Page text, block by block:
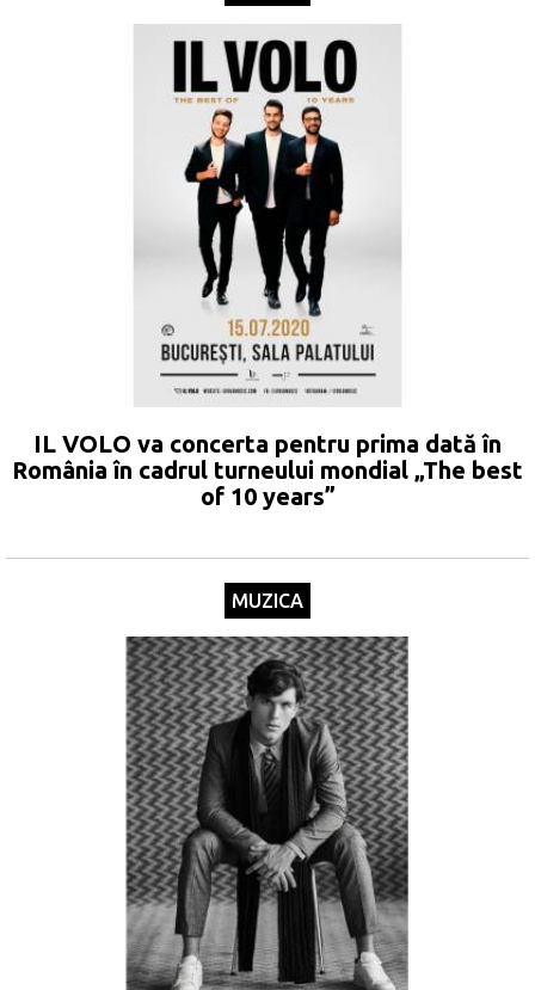
IL VOLO va concerta pentru prima dată în
România în cadrul turneului mondial „The best
of 10 years”
MUZICA